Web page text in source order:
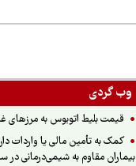
وب گردی
قیمت بلیط اتوبوس به
بیماران مقاوم به شیمی‌درمانی در